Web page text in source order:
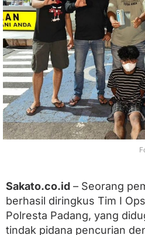
a
2
0
6
P
o
l
r
e
a
d
a
n
g
Sakato.co.id – Seorang
berhasil diringkus Tim I
Polresta Padang, yang
tindak pidana pencurian